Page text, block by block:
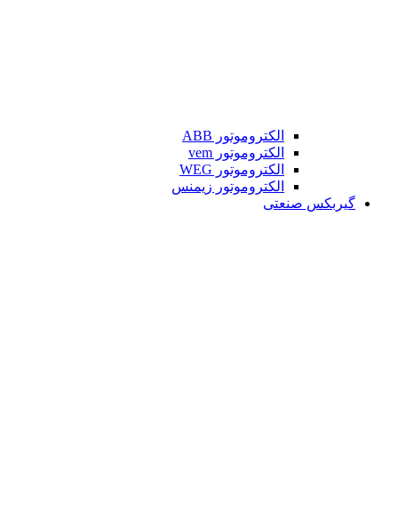
الکتروموتور ABB
الکتروموتور vem
الکتروموتور WEG
الکتروموتور زیمنس
گیربکس صنعتی